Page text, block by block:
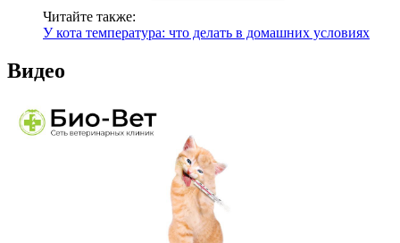
Читайте также:
У кота температура: что делать в домашних условиях
Видео